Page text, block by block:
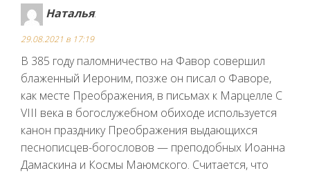
Наталья:
29.08.2021 в 17:19
В 385 году паломничество на Фавор совершил
блаженный Иероним, позже он писал о Фаворе,
как месте Преображения, в письмах к Марцелле С
VIII века в богослужебном обиходе используется
канон празднику Преображения выдающихся
песнописцев-богословов — преподобных Иоанна
Дамаскина и Космы Маюмского. Считается, что